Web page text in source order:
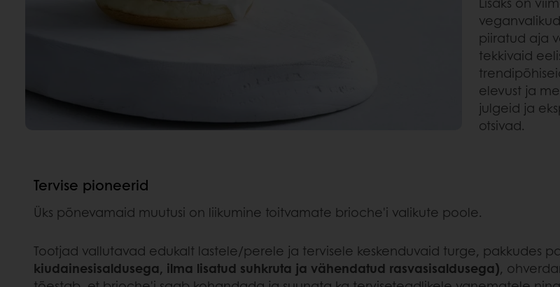
piiratud aja
tekkivaid
elevust ja
julgeid ja
otsivad.
Tervise pioneerid
Üks põnevamaid muutusi on liikumine toitvamate brioche'i valikute poole.
Tootjad vallutavad edukalt lastele/perele ja tervisele keskenduvaid turge, pakkudes
kiudainesisaldusega, ilma lisatud suhkruta ja vähendatud rasvasisaldusega),